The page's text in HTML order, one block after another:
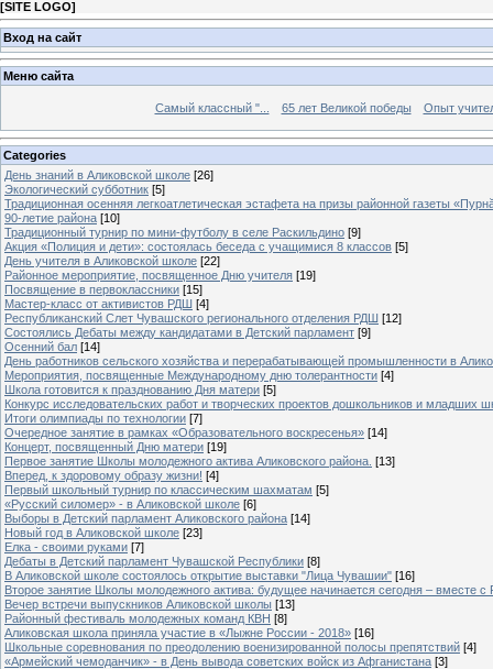
[SITE LOGO]
Вход на сайт
Меню сайта
Самый классный "... 65 лет Великой победы Опыт
Categories
День знаний в Аликовской школе [26]
Экологический субботник [5]
Традиционная осенняя легкоатлетическая эстафета на призы районной газеты
90-летие района [10]
Традиционный турнир по мини-футболу в селе Раскильдино [9]
Акция «Полиция и дети»: состоялась беседа с учащимися 8 классов [5]
День учителя в Аликовской школе [22]
Районное мероприятие, посвященное Дню учителя [19]
Посвящение в первоклассники [15]
Мастер-класс от активистов РДШ [4]
Республиканский Слет Чувашского регионального отделения РДШ [12]
Состоялись Дебаты между кандидатами в Детский парламент [9]
Осенний бал [14]
День работников сельского хозяйства и перерабатывающей промышленности в
Мероприятия, посвященные Международному дню толерантности [4]
Школа готовится к празднованию Дня матери [5]
Конкурс исследовательских работ и творческих проектов дошкольников и младших
Итоги олимпиады по технологии [7]
Очередное занятие в рамках «Образовательного воскресенья» [14]
Концерт, посвященный Дню матери [19]
Первое занятие Школы молодежного актива Аликовского района. [13]
Вперед, к здоровому образу жизни! [4]
Первый школьный турнир по классическим шахматам [5]
«Русский силомер» - в Аликовской школе [6]
Выборы в Детский парламент Аликовского района [14]
Новый год в Аликовской школе [23]
Елка - своими руками [7]
Дебаты в Детский парламент Чувашской Республики [8]
В Аликовской школе состоялось открытие выставки "Лица Чувашии" [16]
Второе занятие Школы молодежного актива: будущее начинается сегодня – вместе
Вечер встречи выпускников Аликовской школы [13]
Районный фестиваль молодежных команд КВН [8]
Аликовская школа приняла участие в «Лыжне России - 2018» [16]
Школьные соревнования по преодолению военизированной полосы препятствий [4]
«Армейский чемоданчик» - в День вывода советских войск из Афганистана [3]